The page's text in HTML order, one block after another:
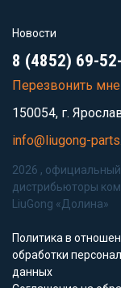
Новости
8 (4852) 69-
Перезвонить мне
150054, г.
info@liugong-
2026 , официальный
дистрибьюторы
LiuGong «Долина»
Политика в
обработки
данных